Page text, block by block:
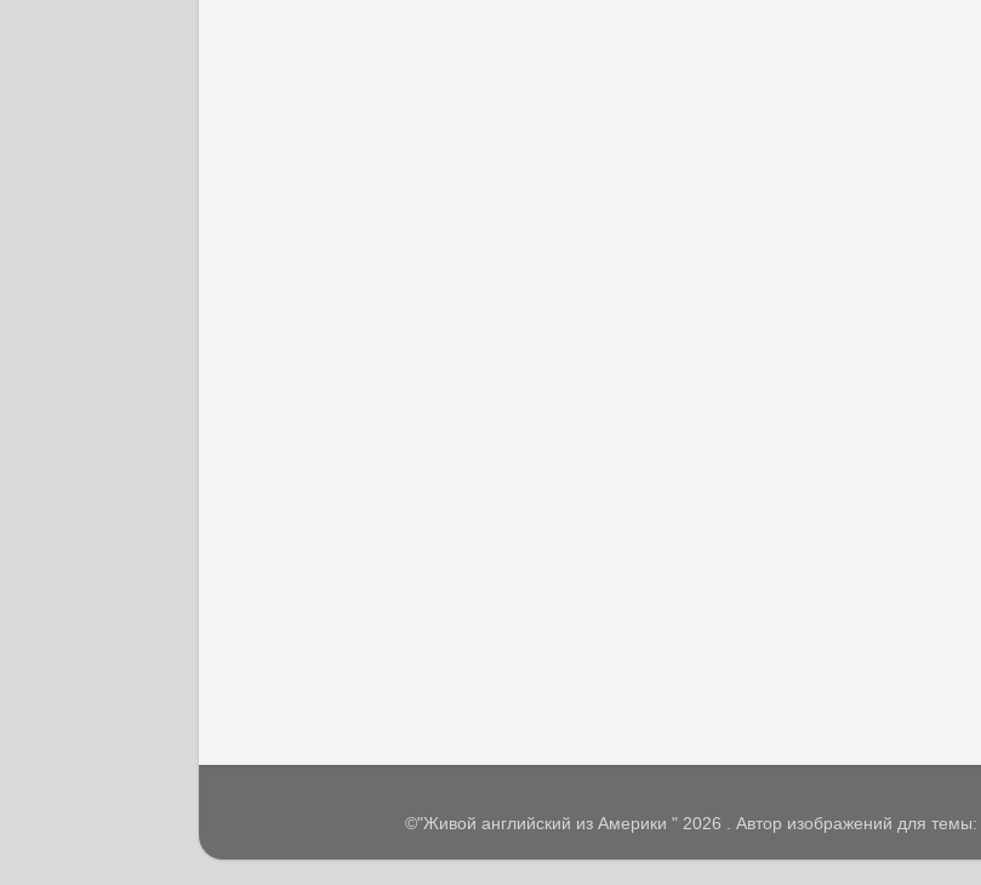
©"Живой английский из Америки " 2026 . Автор изображений для темы: